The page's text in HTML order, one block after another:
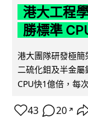
港大工程
勝標準
港大團隊研發極
二硫化鉬及半金
CPU快1億倍，每
43 20 ↗